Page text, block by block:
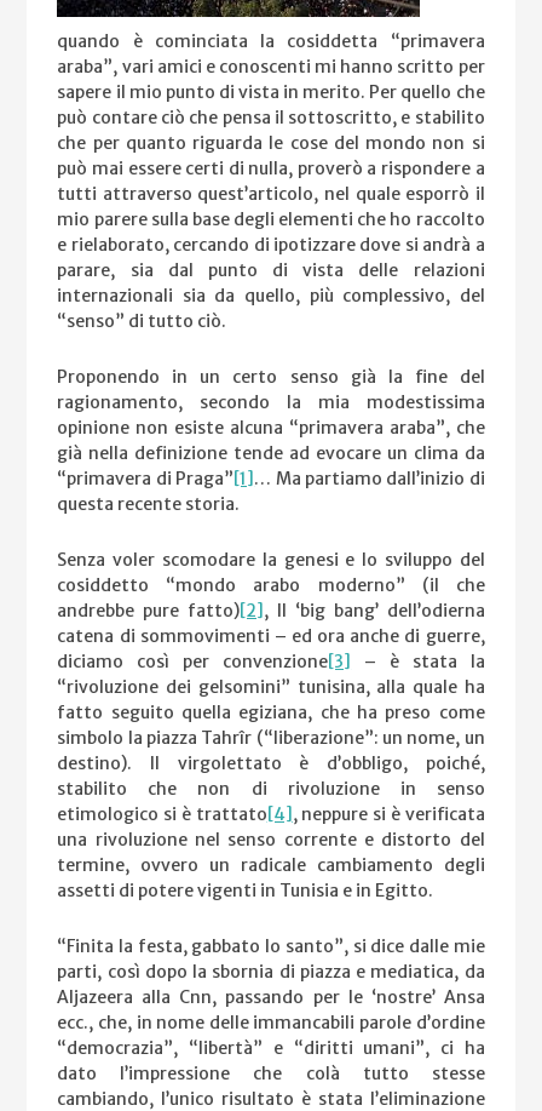
quando è cominciata la cosiddetta “primavera
araba”, vari amici e conoscenti mi hanno scritto per
sapere il mio punto di vista in merito. Per quello che
può contare ciò che pensa il sottoscritto, e stabilito
che per quanto riguarda le cose del mondo non si
può mai essere certi di nulla, proverò a rispondere a
tutti attraverso quest’articolo, nel quale esporrò il
mio parere sulla base degli elementi che ho raccolto
e rielaborato, cercando di ipotizzare dove si andrà a
parare, sia dal punto di vista delle relazioni
internazionali sia da quello, più complessivo, del
“senso” di tutto ciò.
Proponendo in un certo senso già la fine del
ragionamento, secondo la mia modestissima
opinione non esiste alcuna “primavera araba”, che
già nella definizione tende ad evocare un clima da
“primavera di Praga”[1]… Ma partiamo dall’inizio di
questa recente storia.
Senza voler scomodare la genesi e lo sviluppo del
cosiddetto “mondo arabo moderno” (il che
andrebbe pure fatto)[2], Il ‘big bang’ dell’odierna
catena di sommovimenti – ed ora anche di guerre,
diciamo così per convenzione[3] – è stata la
“rivoluzione dei gelsomini” tunisina, alla quale ha
fatto seguito quella egiziana, che ha preso come
simbolo la piazza Tahrîr (“liberazione”: un nome, un
destino). Il virgolettato è d’obbligo, poiché,
stabilito che non di rivoluzione in senso
etimologico si è trattato[4], neppure si è verificata
una rivoluzione nel senso corrente e distorto del
termine, ovvero un radicale cambiamento degli
assetti di potere vigenti in Tunisia e in Egitto.
“Finita la festa, gabbato lo santo”, si dice dalle mie
parti, così dopo la sbornia di piazza e mediatica, da
Aljazeera alla Cnn, passando per le ‘nostre’ Ansa
ecc., che, in nome delle immancabili parole d’ordine
“democrazia”, “libertà” e “diritti umani”, ci ha
dato l’impressione che colà tutto stesse
cambiando, l’unico risultato è stata l’eliminazione